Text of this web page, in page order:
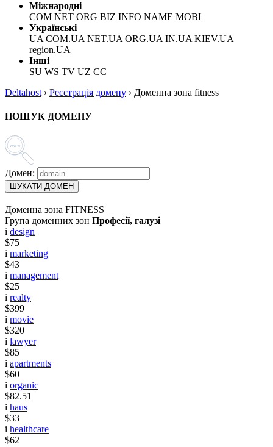
Міжнародні
COM NET ORG BIZ INFO NAME MOBI
Українські
UA COM.UA NET.UA ORG.UA IN.UA KIEV.UA
region.UA
Інші
SU WS TV UZ CC
Deltahost › Реєстрація домену › Доменна зона fitness
ПОШУК ДОМЕНУ
Домен:
ШУКАТИ ДОМЕН
Доменна зона FITNESS
Група доменних зон Професії, галузі
i design
$75
i marketing
$43
i management
$25
i realty
$399
i movie
$320
i lawyer
$85
i apartments
$60
i organic
$82.51
i haus
$33
i healthcare
$62